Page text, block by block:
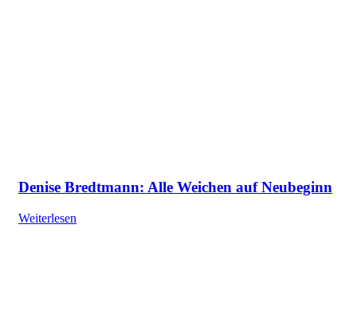
Denise Bredtmann: Alle Weichen auf Neubeginn
Weiterlesen